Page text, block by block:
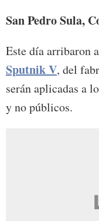
San Pedro Sula,
Este día arribaron
Sputnik V, del
serán aplicadas a
y no públicos.